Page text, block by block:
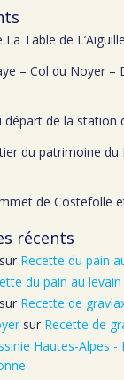
Table de L’Aiguille
– Col du Noyer –
départ de la station
du patrimoine
de Costefolle
récents
sur Recette du pain
du pain au levain
sur Recette de
sur Recette de
Hautes-Alpes -